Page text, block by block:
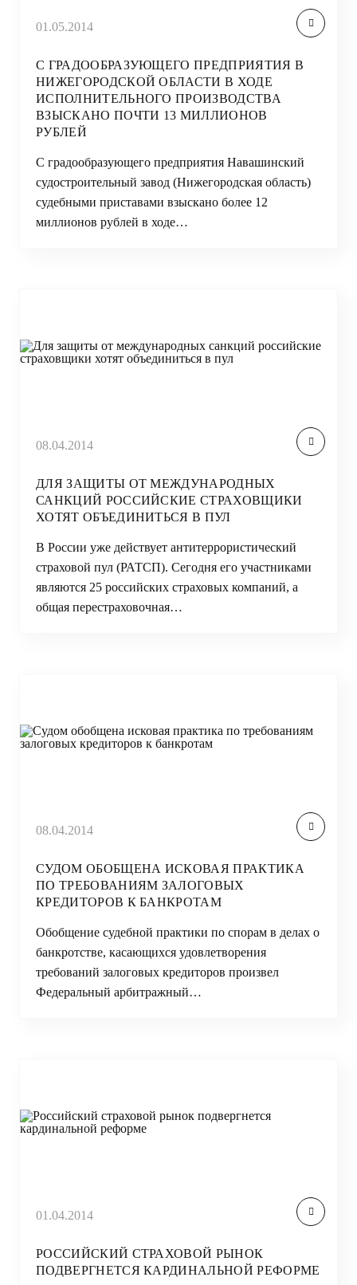
01.05.2014
С ГРАДООБРАЗУЮЩЕГО ПРЕДПРИЯТИЯ В
НИЖЕГОРОДСКОЙ ОБЛАСТИ В ХОДЕ
ИСПОЛНИТЕЛЬНОГО ПРОИЗВОДСТВА
ВЗЫСКАНО ПОЧТИ 13 МИЛЛИОНОВ
РУБЛЕЙ
С градообразующего предприятия Навашинский
судостроительный завод (Нижегородская область)
судебными приставами взыскано более 12
миллионов рублей в ходе…
08.04.2014
ДЛЯ ЗАЩИТЫ ОТ МЕЖДУНАРОДНЫХ
САНКЦИЙ РОССИЙСКИЕ СТРАХОВЩИКИ
ХОТЯТ ОБЪЕДИНИТЬСЯ В ПУЛ
В России уже действует антитеррористический
страховой пул (РАТСП). Сегодня его участниками
являются 25 российских страховых компаний, а
общая перестраховочная…
08.04.2014
СУДОМ ОБОБЩЕНА ИСКОВАЯ ПРАКТИКА
ПО ТРЕБОВАНИЯМ ЗАЛОГОВЫХ
КРЕДИТОРОВ К БАНКРОТАМ
Обобщение судебной практики по спорам в делах о
банкротстве, касающихся удовлетворения
требований залоговых кредиторов произвел
Федеральный арбитражный…
01.04.2014
РОССИЙСКИЙ СТРАХОВОЙ РЫНОК
ПОДВЕРГНЕТСЯ КАРДИНАЛЬНОЙ РЕФОРМЕ